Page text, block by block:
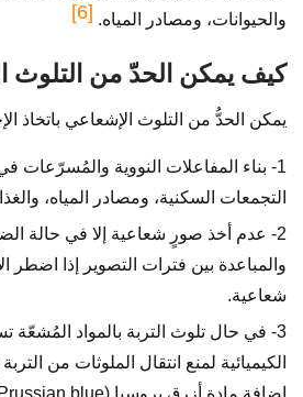
والحيوانات، ومصادر المياه. [6]
كيف يمكن الحدّ من التلوث
يمكن الحدُّ من التلوث الإشعاعي باتخاذ
1- بناء المفاعلات النووية والمُسرّعات
التجمعات السكنية، ومصادر المياه،
2- عدم أخذ صورٍ شعاعية إلا في حالة
والمباعدة بين فترات التصوير إذا اضطر
شعاعية.
3- في حال تلوث التربة بالمواد المُشعّة
الكيميائية لمنع انتقال الملوثات من